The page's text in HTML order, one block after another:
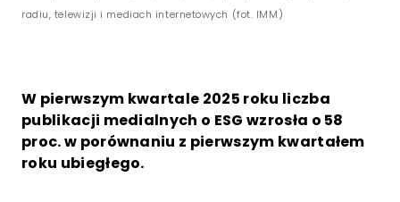
radiu, telewizji i mediach internetowych (fot. IMM)
W pierwszym kwartale 2025 roku liczba
publikacji medialnych o ESG wzrosła o 58
proc. w porównaniu z pierwszym kwartałem
roku ubiegłego.